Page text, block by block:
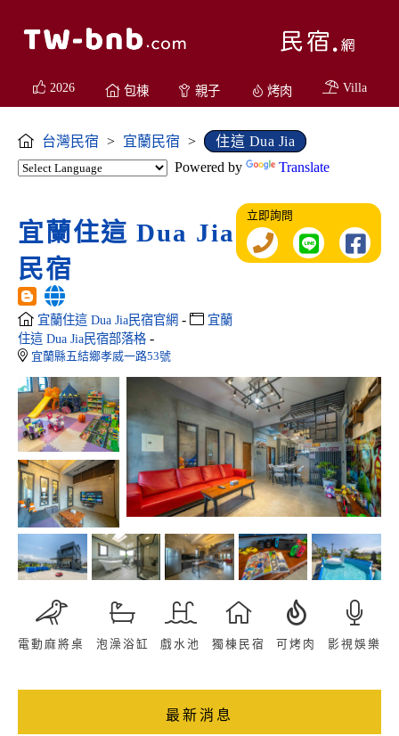
2026 包棟 親子 烤肉 Villa
台灣民宿 > 宜蘭民宿 >
住這 Dua Jia
Powered by
Translate
宜蘭住這 Dua Jia
民宿
宜蘭住這 Dua Jia民宿官網 -
宜蘭
住這 Dua Jia民宿部落格 -
宜蘭縣五結鄉孝威一路53號
立即詢問
電動麻將桌 泡澡浴缸 戲水池 獨棟民宿 可烤肉 影視娛樂
最新消息